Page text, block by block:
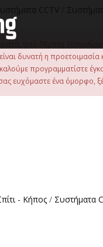
CCTV
δυνατή η
προγραμματίστε
ευχόμαστε ένα όμορφο,
- Κήπος / Συστήματα